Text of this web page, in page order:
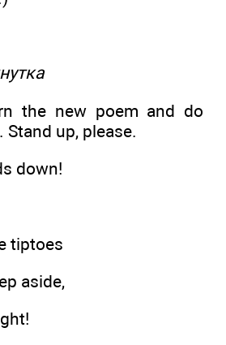
the new poem and do
Stand up, please.
down!
tiptoes
aside,